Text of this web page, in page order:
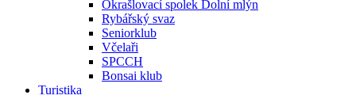
Okrašlovací spolek Dolní mlýn
Rybářský svaz
Seniorklub
Včelaři
SPCCH
Bonsai klub
Turistika